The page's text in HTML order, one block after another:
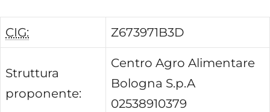
CIG: Z673971B3D
Struttura
proponente:
Centro Agro Alimentare
Bologna S.p.A
02538910379